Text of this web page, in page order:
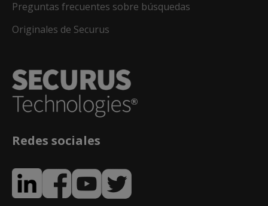
Preguntas frecuentes sobre búsquedas
Originales de Securus
Redes sociales